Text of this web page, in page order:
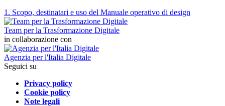
1. Scopo, destinatari e uso del Manuale operativo di design
Team per la Trasformazione Digitale
in collaborazione con
Agenzia per l'Italia Digitale
Seguici su
Privacy policy
Cookie policy
Note legali